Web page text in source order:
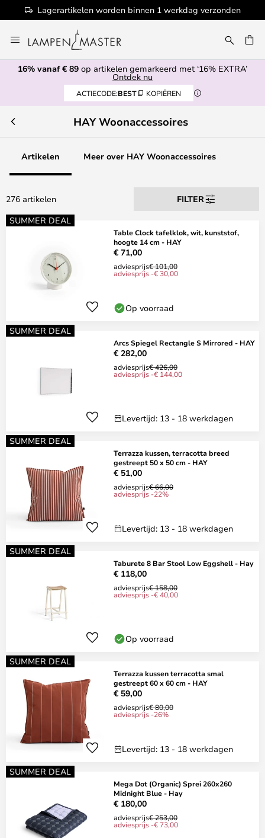
100+ designermerken
naar
de
inhoud
16% vanaf € 89 op artikelen gemarkeerd met ‘16% EXTRA’
Ontdek nu
ACTIECODE:BEST KOPIËREN
HAY Woonaccessoires
Artikelen Meer over HAY Woonaccessoires
276 artikelen
FILTER
SUMMER DEAL
Table Clock tafelklok, wit, kunststof,
hoogte 14 cm - HAY
€ 71,00
adviesprijs€ 101,00
adviesprijs -€ 30,00
Op voorraad
SUMMER DEAL
Arcs Spiegel Rectangle S Mirrored - HAY
€ 282,00
adviesprijs€ 426,00
adviesprijs -€ 144,00
Levertijd: 13 - 18 werkdagen
SUMMER DEAL
Terrazza kussen, terracotta breed
gestreept 50 x 50 cm - HAY
€ 51,00
adviesprijs€ 66,00
adviesprijs -22%
Levertijd: 13 - 18 werkdagen
SUMMER DEAL
Taburete 8 Bar Stool Low Eggshell - Hay
€ 118,00
adviesprijs€ 158,00
adviesprijs -€ 40,00
Op voorraad
SUMMER DEAL
Terrazza kussen terracotta smal
gestreept 60 x 60 cm - HAY
€ 59,00
adviesprijs€ 80,00
adviesprijs -26%
Levertijd: 13 - 18 werkdagen
SUMMER DEAL
Mega Dot (Organic) Sprei 260x260
Midnight Blue - Hay
€ 180,00
adviesprijs€ 253,00
adviesprijs -€ 73,00